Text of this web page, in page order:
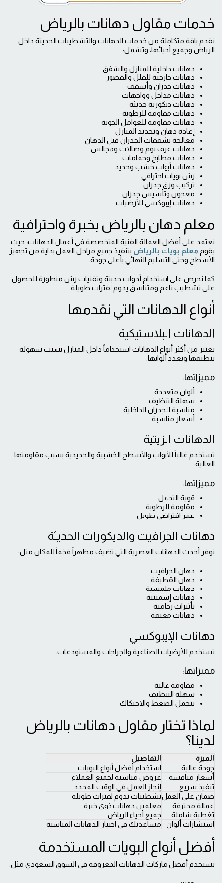
خدمات مقاول دهانات بالرياض
نقدم باقة متكاملة من خدمات الدهانات والتشطيبات الحديثة داخل
الرياض وجميع أحيائها، وتشمل:
دهانات داخلية للمنازل والشقق
دهانات خارجية للفلل والقصور
دهانات جدران وأسقف
دهانات مداخل وواجهات
دهانات ديكورية حديثة
دهانات مقاومة للرطوبة
دهانات مقاومة للعوامل الجوية
إعادة دهان وتجديد المنازل
معالجة تشققات الجدران قبل الدهان
دهانات غرف نوم وصالات ومجالس
دهانات مطابخ وحمامات
دهانات أبواب خشب وحديد
رش بويات احترافي
تركيب ورق جدران
معجون وتأسيس جدران
دهانات إيبوكسي للأرضيات
معلم دهان بالرياض بخبرة واحترافية
نعتمد على أفضل العمالة الفنية المتخصصة في أعمال الدهانات، حيث
يقوم معلم بويات بالرياض بتنفيذ جميع مراحل العمل بداية من تجهيز
الأسطح وحتى التسليم النهائي بأعلى جودة.
كما نحرص على استخدام أدوات حديثة وتقنيات رش متطورة للحصول
على تشطيب ناعم ومتناسق يدوم لفترات طويلة.
أنواع الدهانات التي نقدمها
الدهانات البلاستيكية
تعتبر من أكثر أنواع الدهانات استخداماً داخل المنازل بسبب سهولة
تنظيفها وتعدد ألوانها.
مميزاتها:
ألوان متعددة
سهلة التنظيف
مناسبة للجدران الداخلية
أسعار مناسبة
الدهانات الزيتية
تستخدم غالباً للأبواب والأسطح الخشبية والحديدية بسبب مقاومتها
العالية.
مميزاتها:
قوية التحمل
مقاومة للرطوبة
عمر افتراضي طويل
دهانات الجرافيت والديكورات الحديثة
نوفر أحدث الدهانات العصرية التي تضيف مظهراً فخماً للمكان مثل:
دهان الجرافيت
دهان القطيفة
دهانات ملمسية
دهانات إسمنتية
تأثيرات رخامية
دهانات معتقة
دهانات الإيبوكسي
تستخدم للأرضيات الصناعية والجراجات والمستودعات.
مميزاتها:
مقاومة عالية
سهلة التنظيف
تتحمل الضغط والاحتكاك
لماذا تختار مقاول دهانات بالرياض
لدينا؟
الميزة
التفاصيل
جودة عالية
استخدام أفضل أنواع البويات
أسعار منافسة
عروض مناسبة لجميع العملاء
تنفيذ سريع
إنجاز العمل في الوقت المحدد
ضمان على العملتشطيبات تدوم لفترات طويلة
عمالة محترفة
معلمين دهانات ذوي خبرة
تغطية شاملة
جميع أحياء الرياض
استشارات ألوان
مساعدتك في اختيار الدهانات المناسبة
أفضل أنواع البويات المستخدمة
نستخدم أفضل ماركات الدهانات المعروفة في السوق السعودي مثل: